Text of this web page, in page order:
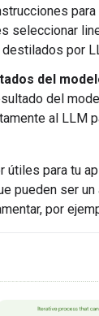
seleccionar
por
del
del
al LLM
para tu
pueden ser
por